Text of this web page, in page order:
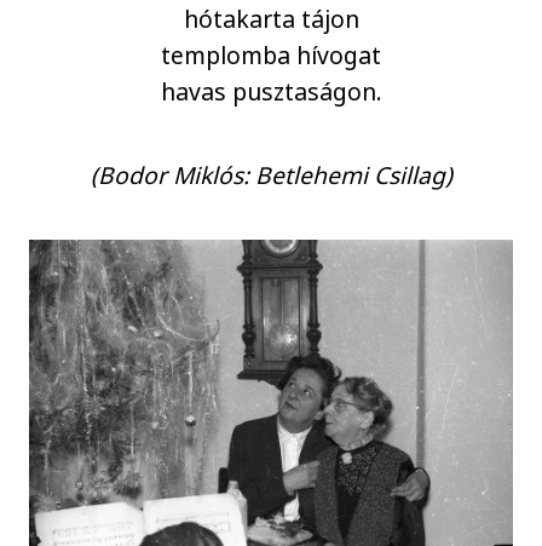
hótakarta tájon
templomba hívogat
havas pusztaságon.
(Bodor Miklós: Betlehemi Csillag)